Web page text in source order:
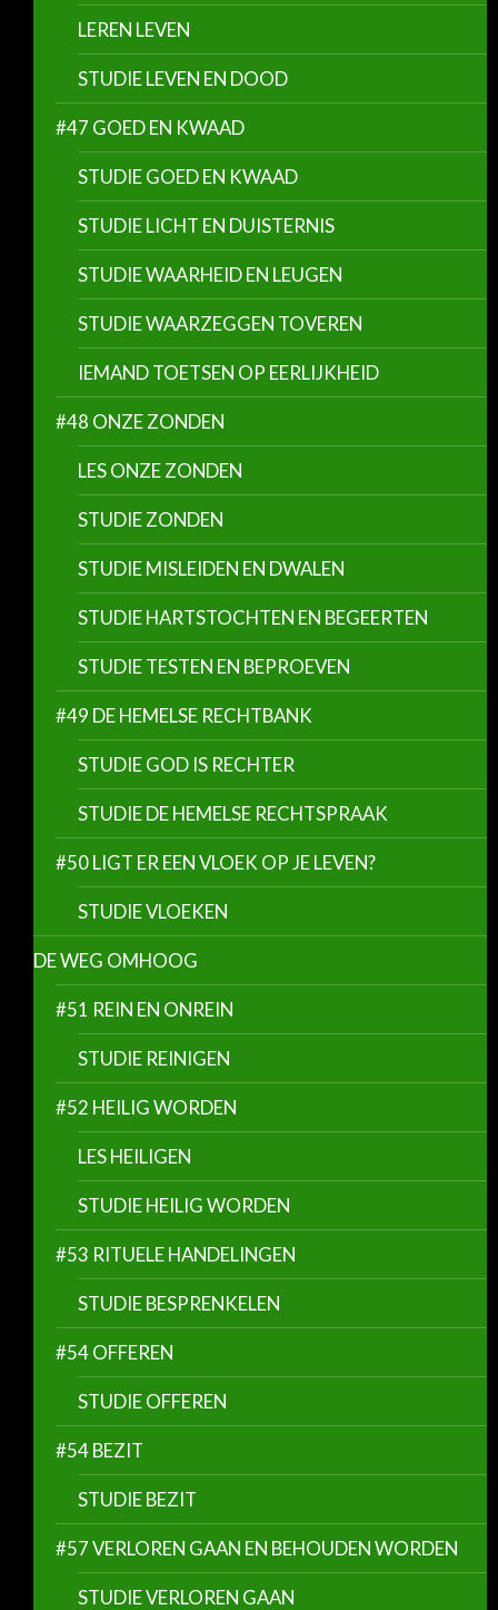
LEREN LEVEN
STUDIE LEVEN EN DOOD
#47 GOED EN KWAAD
STUDIE GOED EN KWAAD
STUDIE LICHT EN DUISTERNIS
STUDIE WAARHEID EN LEUGEN
STUDIE WAARZEGGEN TOVEREN
IEMAND TOETSEN OP EERLIJKHEID
#48 ONZE ZONDEN
LES ONZE ZONDEN
STUDIE ZONDEN
STUDIE MISLEIDEN EN DWALEN
STUDIE HARTSTOCHTEN EN BEGEERTEN
STUDIE TESTEN EN BEPROEVEN
#49 DE HEMELSE RECHTBANK
STUDIE GOD IS RECHTER
STUDIE DE HEMELSE RECHTSPRAAK
#50 LIGT ER EEN VLOEK OP JE LEVEN?
STUDIE VLOEKEN
DE WEG OMHOOG
#51 REIN EN ONREIN
STUDIE REINIGEN
#52 HEILIG WORDEN
LES HEILIGEN
STUDIE HEILIG WORDEN
#53 RITUELE HANDELINGEN
STUDIE BESPRENKELEN
#54 OFFEREN
STUDIE OFFEREN
#54 BEZIT
STUDIE BEZIT
#57 VERLOREN GAAN EN BEHOUDEN WORDEN
STUDIE VERLOREN GAAN